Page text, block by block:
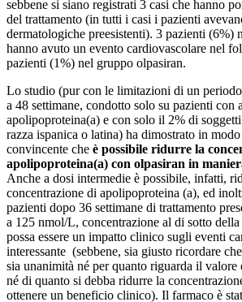
sebbene si siano registrati 3 casi che hanno
del trattamento (in tutti i casi i pazienti
dermatologiche preesistenti). 3 pazienti (6%)
hanno avuto un evento cardiovascolare nel
pazienti (1%) nel gruppo olpasiran.
Lo studio (pur con le limitazioni di un
a 48 settimane, condotto solo su pazienti con
apolipoproteina(a) e con solo il 2% di
razza ispanica o latina) ha dimostrato in modo
convincente che è possibile ridurre la
apolipoproteina(a) con olpasiran in
Anche a dosi intermedie è possibile, infatti,
concentrazione di apolipoproteina (a), ed
pazienti dopo 36 settimane di trattamento
a 125 nmol/L, concentrazione al di sotto della
possa essere un impatto clinico sugli eventi
interessante (sebbene, sia giusto ricordare
sia unanimità né per quanto riguarda il valore
né di quanto si debba ridurre la
ottenere un beneficio clinico). Il farmaco è